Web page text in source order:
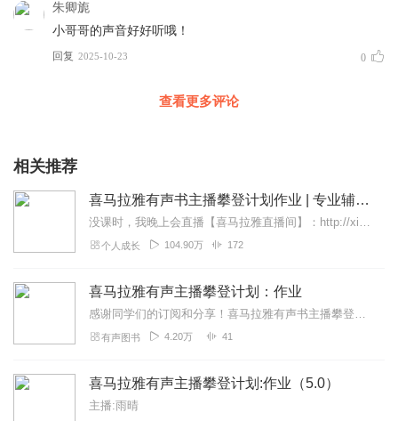
朱卿旎
小哥哥的声音好好听哦！
回复 2025-10-23 0
查看更多评论
相关推荐
喜马拉雅有声书主播攀登计划作业 | 专业辅导官鲁飞
没课时，我晚上会直播【喜马拉雅直播间】：http://xima.tv/1_6u3OLe?_sonic=0反复打磨，提升自己，每一遍都有新的认识！加油努力，一起攀...
个人成长 104.90万 172
喜马拉雅有声主播攀登计划：作业
感谢同学们的订阅和分享！喜马拉雅有声书主播攀登计划8周56天6次课的作业，都会记录在此专辑，感谢大家收听并不吝赐教！攀登计划第二期4.12开始，历时8周作业已...
有声图书 4.20万 41
喜马拉雅有声主播攀登计划:作业（5.0）
主播:雨晴